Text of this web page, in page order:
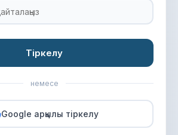
Тіркелу
немесе
Google арқылы тіркелу